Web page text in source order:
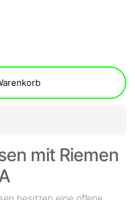
mit Riemen